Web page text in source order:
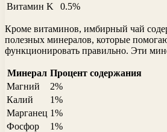
Витамин K
0.5%
Кроме витаминов, имбирный чай
полезных минералов, которые
функционировать правильно. Эти
Минерал Процент содержания
Магний
2%
Калий
1%
Марганец 1%
Фосфор
1%